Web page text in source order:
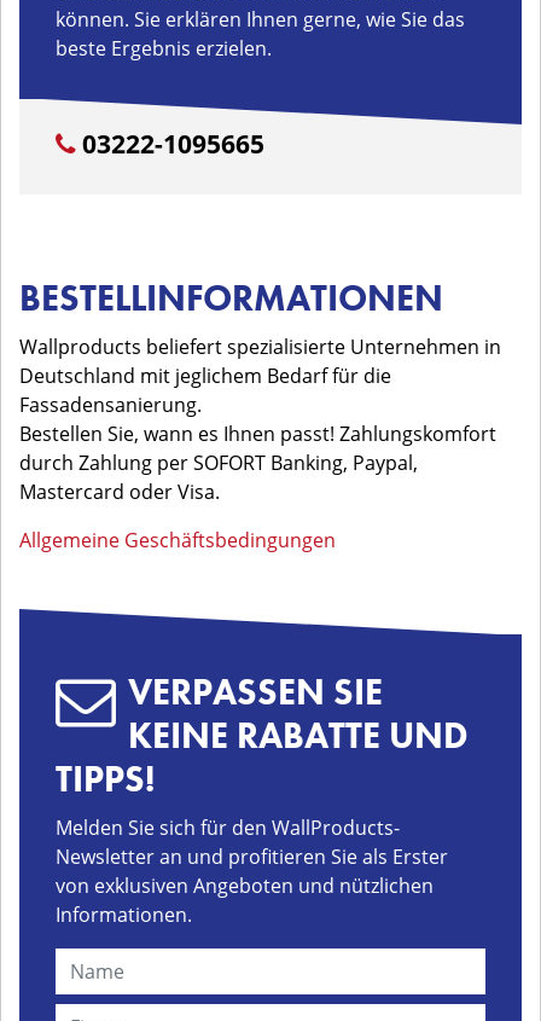
können. Sie erklären Ihnen gerne, wie Sie das
beste Ergebnis erzielen.
03222-1095665
BESTELLINFORMATIONEN
Wallproducts beliefert spezialisierte Unternehmen in
Deutschland mit jeglichem Bedarf für die
Fassadensanierung.
Bestellen Sie, wann es Ihnen passt! Zahlungskomfort
durch Zahlung per SOFORT Banking, Paypal,
Mastercard oder Visa.
Allgemeine Geschäftsbedingungen
VERPASSEN SIE
KEINE RABATTE UND
TIPPS!
Melden Sie sich für den WallProducts-
Newsletter an und profitieren Sie als Erster
von exklusiven Angeboten und nützlichen
Informationen.